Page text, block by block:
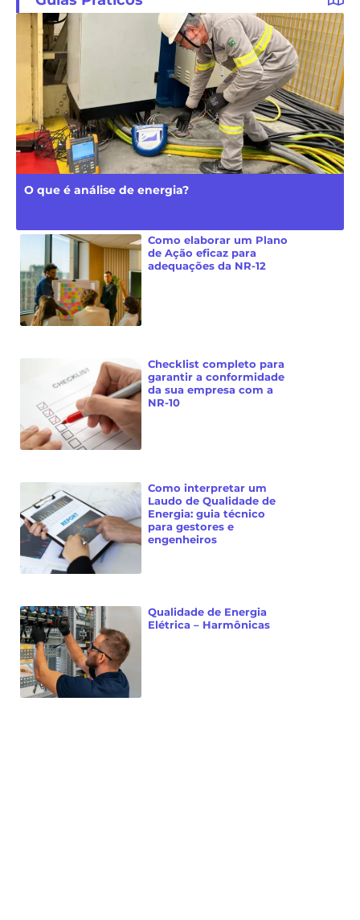
O que é análise de energia?
Como elaborar um Plano
de Ação eficaz para
adequações da NR-12
Checklist completo para
garantir a conformidade
da sua empresa com a
NR-10
Como interpretar um
Laudo de Qualidade de
Energia: guia técnico
para gestores e
engenheiros
Qualidade de Energia
Elétrica – Harmônicas